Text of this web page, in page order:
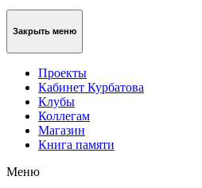
Закрыть меню
Проекты
Кабинет Курбатова
Клубы
Коллегам
Магазин
Книга памяти
Меню